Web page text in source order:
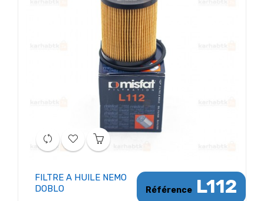
Référence L112
FILTRE A HUILE NEMO
DOBLO